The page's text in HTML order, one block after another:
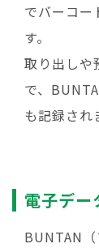
でバーコー
す。
取り出しや
で、
も記録され
電子デー
BUNTAN